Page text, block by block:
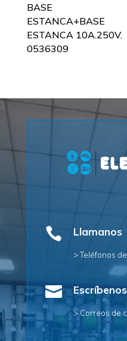
BASE
ESTANCA+BASE
ESTANCA 10A.250V.
0536309
 Llamanos
> Teléfonos
 Escríbenos
> Correos de